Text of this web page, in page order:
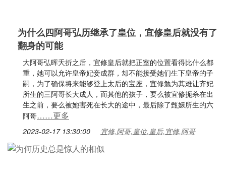
为什么四阿哥弘历继承了皇位，宜修皇后就没有了
翻身的可能
大阿哥弘晖夭折之后，宜修皇后就把正室的位置看得比什么都
重，她可以允许皇帝妃妾成群，却不能接受她们生下皇帝的子
嗣，为了确保将来能够登上太后的宝座，宜修勉为其难让齐妃
所生的三阿哥长大成人，而其他的孩子，要么被宜修扼杀在出
生之前，要么被她害死在长大的途中，最后除了甄嬛所生的六
阿哥……更多
2023-02-17 13:30:00 宜修,阿哥,皇位,皇后,宜修,阿哥